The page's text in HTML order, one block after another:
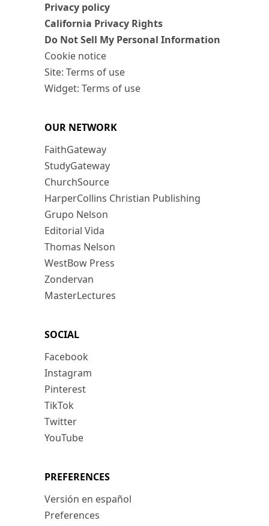
Privacy policy
California Privacy Rights
Do Not Sell My Personal Information
Cookie notice
Site: Terms of use
Widget: Terms of use
OUR NETWORK
FaithGateway
StudyGateway
ChurchSource
HarperCollins Christian Publishing
Grupo Nelson
Editorial Vida
Thomas Nelson
WestBow Press
Zondervan
MasterLectures
SOCIAL
Facebook
Instagram
Pinterest
TikTok
Twitter
YouTube
PREFERENCES
Versión en español
Preferences